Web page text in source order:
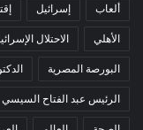
ألعاب إسرائيل
الأهلي الاحتلال
البورصة المصرية
الرئيس عبد الفتاح السيسي